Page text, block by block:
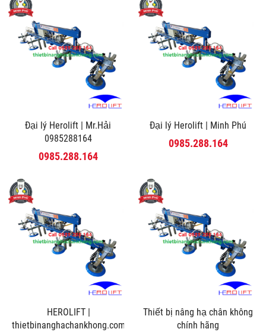
Đại lý Herolift | Mr.Hải
0985288164
0985.288.164
Đại lý Herolift | Minh Phú
0985.288.164
HEROLIFT |
thietbinanghachankhong.com
Thiết bị nâng hạ chân không
chính hãng